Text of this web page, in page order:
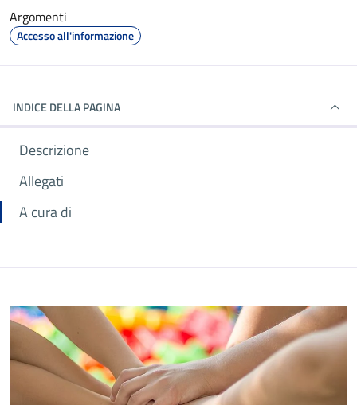
Argomenti
Accesso all'informazione
INDICE DELLA PAGINA
Descrizione
Allegati
A cura di